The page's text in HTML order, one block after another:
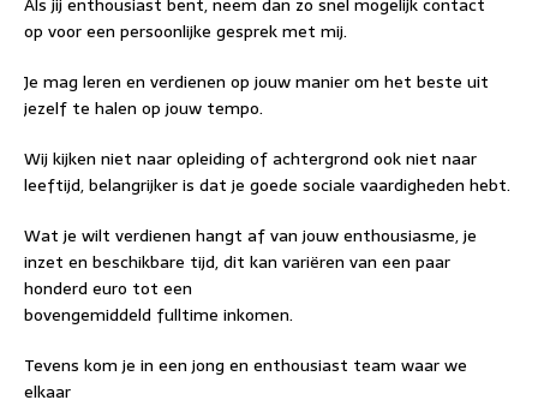
op voor een persoonlijke gesprek met mij.
Je mag leren en verdienen op jouw manier om het beste uit
jezelf te halen op jouw tempo.
Wij kijken niet naar opleiding of achtergrond ook niet naar
leeftijd, belangrijker is dat je goede sociale vaardigheden hebt.
Wat je wilt verdienen hangt af van jouw enthousiasme, je
inzet en beschikbare tijd, dit kan variëren van een paar
honderd euro tot een
bovengemiddeld fulltime inkomen.
Tevens kom je in een jong en enthousiast team waar we
elkaar